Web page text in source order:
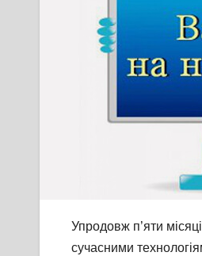
Упродовж п’яти
сучасними